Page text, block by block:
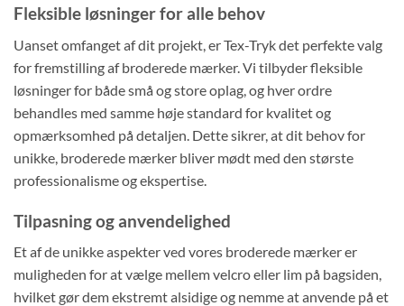
Fleksible løsninger for alle behov
Uanset omfanget af dit projekt, er Tex-Tryk det perfekte valg
for fremstilling af broderede mærker. Vi tilbyder fleksible
løsninger for både små og store oplag, og hver ordre
behandles med samme høje standard for kvalitet og
opmærksomhed på detaljen. Dette sikrer, at dit behov for
unikke, broderede mærker bliver mødt med den største
professionalisme og ekspertise.
Tilpasning og anvendelighed
Et af de unikke aspekter ved vores broderede mærker er
muligheden for at vælge mellem velcro eller lim på bagsiden,
hvilket gør dem ekstremt alsidige og nemme at anvende på et